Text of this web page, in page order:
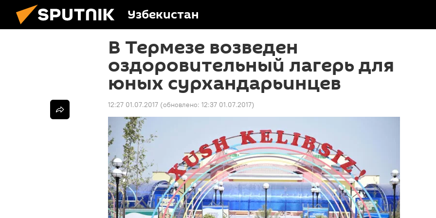
Узбекистан
В Термезе возведен
оздоровительный лагерь для
юных сурхандарьинцев
12:27 01.07.2017 (обновлено: 12:37 01.07.2017)